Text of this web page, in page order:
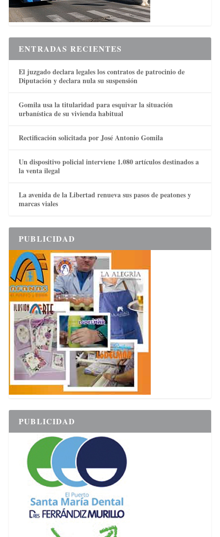
ENTRADAS RECIENTES
El juzgado declara legales los contratos de patrocinio de
Diputación y declara nula su suspensión
Gomila usa la titularidad para esquivar la situación
urbanística de su vivienda habitual
Rectificación solicitada por José Antonio Gomila
Un dispositivo policial interviene 1.080 artículos destinados a
la venta ilegal
La avenida de la Libertad renueva sus pasos de peatones y
marcas viales
PUBLICIDAD
PUBLICIDAD